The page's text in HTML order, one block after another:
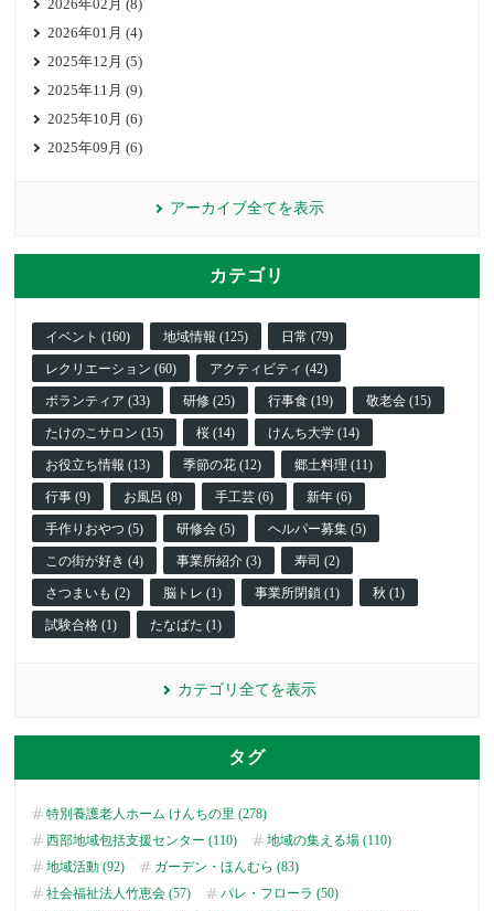
2026年02月 (8)
2026年01月 (4)
2025年12月 (5)
2025年11月 (9)
2025年10月 (6)
2025年09月 (6)
アーカイブ全てを表示
カテゴリ
イベント (160) 地域情報 (125) 日常 (79)
レクリエーション (60) アクティビティ (42)
ボランティア (33) 研修 (25) 行事食 (19) 敬老会 (15)
たけのこサロン (15) 桜 (14) けんち大学 (14)
お役立ち情報 (13) 季節の花 (12) 郷土料理 (11)
行事 (9) お風呂 (8) 手工芸 (6) 新年 (6)
手作りおやつ (5) 研修会 (5) ヘルパー募集 (5)
この街が好き (4) 事業所紹介 (3) 寿司 (2)
さつまいも (2) 脳トレ (1) 事業所閉鎖 (1) 秋 (1)
試験合格 (1) たなばた (1)
カテゴリ全てを表示
タグ
特別養護老人ホーム けんちの里 (278)
西部地域包括支援センター (110)
地域の集える場 (110)
地域活動 (92)
ガーデン・ほんむら (83)
社会福祉法人竹恵会 (57)
パレ・フローラ (50)